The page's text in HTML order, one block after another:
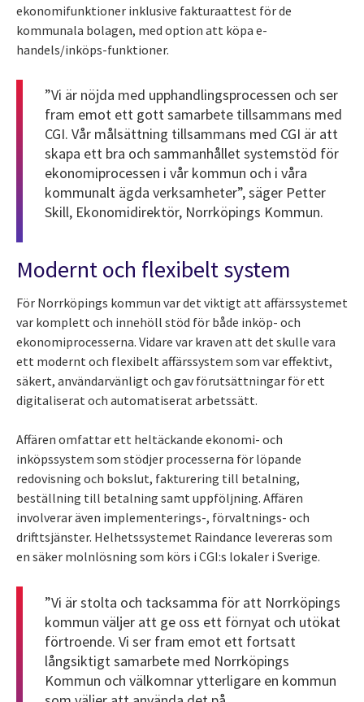
ekonomifunktioner inklusive fakturaattest för de
kommunala bolagen, med option att köpa e-
handels/inköps-funktioner.
”Vi är nöjda med upphandlingsprocessen och ser
fram emot ett gott samarbete tillsammans med
CGI. Vår målsättning tillsammans med CGI är att
skapa ett bra och sammanhållet systemstöd för
ekonomiprocessen i vår kommun och i våra
kommunalt ägda verksamheter”, säger Petter
Skill, Ekonomidirektör, Norrköpings Kommun.
Modernt och flexibelt system
För Norrköpings kommun var det viktigt att affärssystemet
var komplett och innehöll stöd för både inköp- och
ekonomiprocesserna. Vidare var kraven att det skulle vara
ett modernt och flexibelt affärssystem som var effektivt,
säkert, användarvänligt och gav förutsättningar för ett
digitaliserat och automatiserat arbetssätt.
Affären omfattar ett heltäckande ekonomi- och
inköpssystem som stödjer processerna för löpande
redovisning och bokslut, fakturering till betalning,
beställning till betalning samt uppföljning. Affären
involverar även implementerings-, förvaltnings- och
drifttsjänster. Helhetssystemet Raindance levereras som
en säker molnlösning som körs i CGI:s lokaler i Sverige.
”Vi är stolta och tacksamma för att Norrköpings
kommun väljer att ge oss ett förnyat och utökat
förtroende. Vi ser fram emot ett fortsatt
långsiktigt samarbete med Norrköpings
Kommun och välkomnar ytterligare en kommun